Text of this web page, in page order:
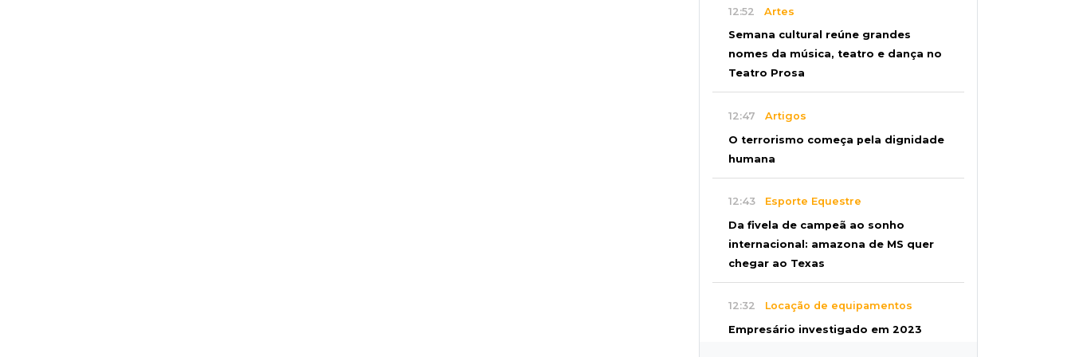
12:52 Artes
Semana cultural reúne grandes
nomes da música, teatro e dança no
Teatro Prosa
12:47 Artigos
O terrorismo começa pela dignidade
humana
12:43 Esporte Equestre
Da fivela de campeã ao sonho
internacional: amazona de MS quer
chegar ao Texas
12:32 Locação de equipamentos
Empresário investigado em 2023